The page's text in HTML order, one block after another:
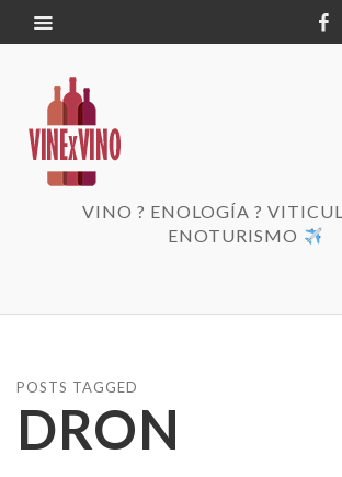
VINO ? ENOLOGÍA ?
ENOTURISMO
POSTS TAGGED
DRON